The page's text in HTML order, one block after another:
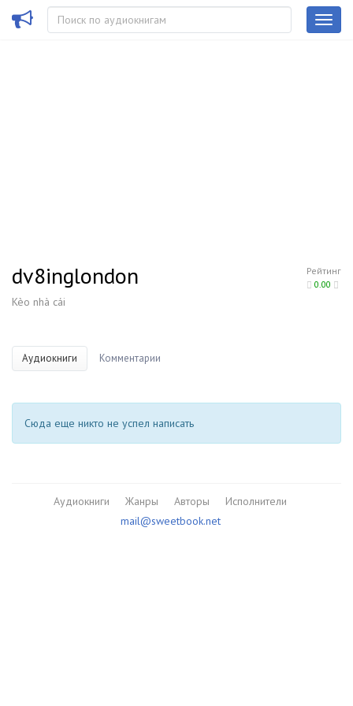
Рейтинг
0.00
dv8inglondon
Kèo nhà cái
Аудиокниги Комментарии
Сюда еще никто не успел написать
Аудиокниги Жанры Авторы
Исполнители
mail@sweetbook.net